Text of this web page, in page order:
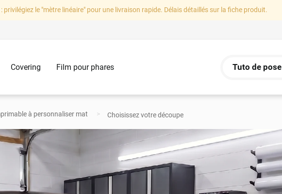
privilégiez le "mètre linéaire" pour une livraison rapide. Délais détaillés sur la fiche produit.
Covering Film pour phares Tuto de pose
à personnaliser mat Choisissez votre découpe